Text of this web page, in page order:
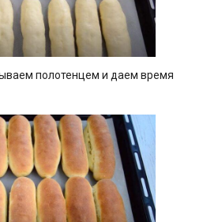
полотенцем и даем время